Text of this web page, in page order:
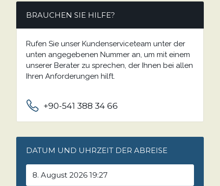
BRAUCHEN SIE HILFE?
Rufen Sie unser Kundenserviceteam unter der
unten angegebenen Nummer an, um mit einem
unserer Berater zu sprechen, der Ihnen bei allen
Ihren Anforderungen hilft.
+90-541 388 34 66
DATUM UND UHRZEIT DER ABREISE